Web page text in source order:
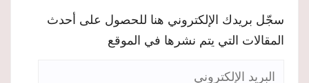
سجّل بريدك الإلكتروني هنا للحصول على أحدث
المقالات التي يتم نشرها في الموقع
البريد